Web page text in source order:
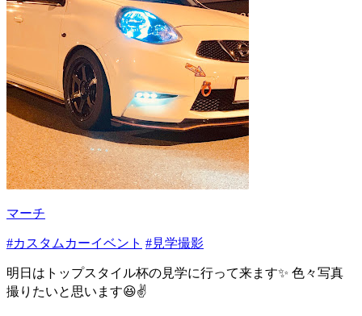
マーチ
#カスタムカーイベント #見学撮影
明日はトップスタイル杯の見学に行って来ます✨ 色々写真
撮りたいと思います😆✌️